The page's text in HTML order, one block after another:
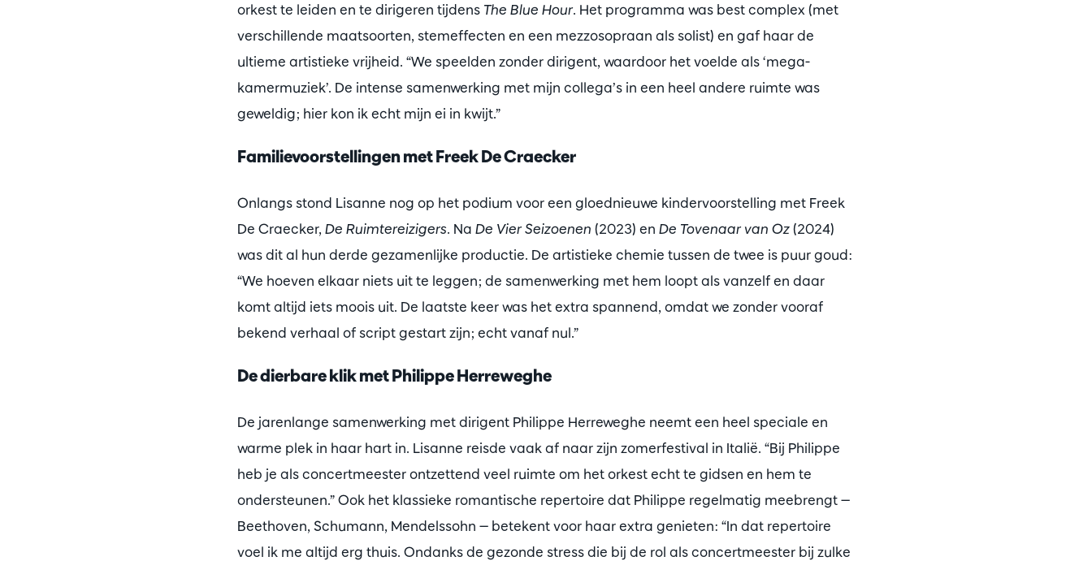
orkest te leiden en te dirigeren tijdens The Blue Hour. Het programma was best complex (met
verschillende maatsoorten, stemeffecten en een mezzosopraan als solist) en gaf haar de
ultieme artistieke vrijheid. “We speelden zonder dirigent, waardoor het voelde als ‘mega-
kamermuziek’. De intense samenwerking met mijn collega’s in een heel andere ruimte was
geweldig; hier kon ik echt mijn ei in kwijt.”
Familievoorstellingen met Freek De Craecker
Onlangs stond Lisanne nog op het podium voor een gloednieuwe kindervoorstelling met Freek
De Craecker, De Ruimtereizigers. Na De Vier Seizoenen (2023) en De Tovenaar van Oz(2024)
was dit al hun derde gezamenlijke productie. De artistieke chemie tussen de twee is puur goud:
“We hoeven elkaar niets uit te leggen; de samenwerking met hem loopt als vanzelf en daar
komt altijd iets moois uit. De laatste keer was het extra spannend, omdat we zonder vooraf
bekend verhaal of script gestart zijn; echt vanaf nul.”
De dierbare klik met Philippe Herreweghe
De jarenlange samenwerking met dirigent Philippe Herreweghe neemt een heel speciale en
warme plek in haar hart in. Lisanne reisde vaak af naar zijn zomerfestival in Italië. “Bij Philippe
heb je als concertmeester ontzettend veel ruimte om het orkest echt te gidsen en hem te
ondersteunen.” Ook het klassieke romantische repertoire dat Philippe regelmatig meebrengt —
Beethoven, Schumann, Mendelssohn — betekent voor haar extra genieten: “In dat repertoire
voel ik me altijd erg thuis. Ondanks de gezonde stress die bij de rol als concertmeester bij zulke